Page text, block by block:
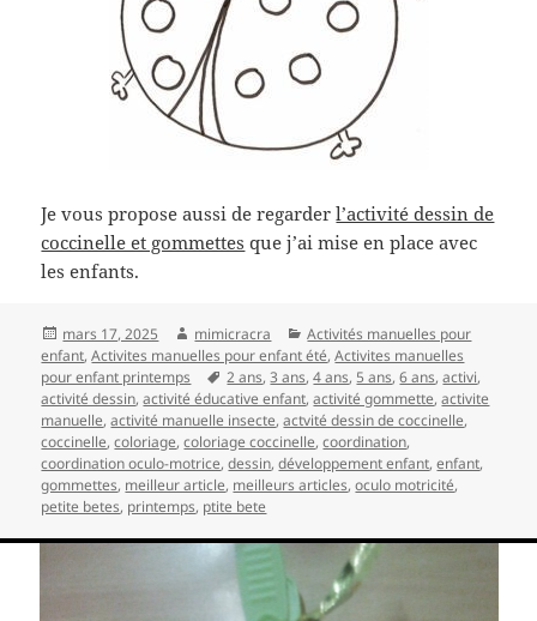
Je vous propose aussi de regarderl’activité dessin de
coccinelle et gommettes que j’ai mise en place avec
les enfants.
Publié
le
mars 17, 2025 Auteur
mimicracra Catégories
Activités manuelles pour
enfant,Activites manuelles pour enfant été,Activites manuelles
pour enfant printemps
Mots-
clés
2 ans,3 ans,4 ans,5 ans,6 ans,activi,
activité dessin,activité éducative enfant,activité gommette,activite
manuelle,activité manuelle insecte,actvité dessin de coccinelle,
coccinelle,coloriage,coloriage coccinelle,coordination,
coordination oculo-motrice,dessin,développement enfant,enfant,
gommettes, meilleur article, meilleurs articles,oculo motricité,
petite betes, printemps, ptite bete